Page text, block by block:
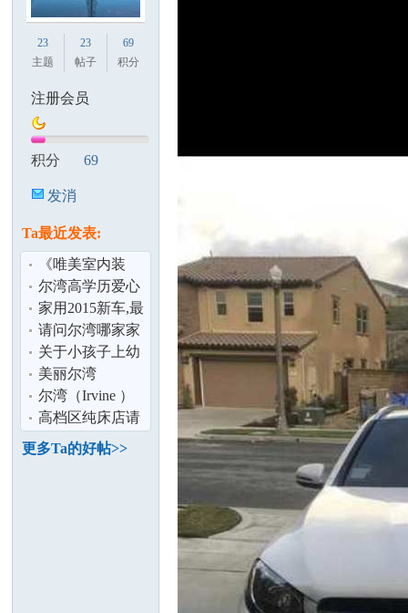
国
23
主题
23
帖子
69
积分
注册会员
积分 69
发消
Ta最近发表:
《唯美室内装
修》唯美为广大
客户服务十多年
尔湾高学历爱心
温馨家庭招收寄
宿学生
家用2015新车,最
高额保险,低价,无
附加费用,
请问尔湾哪家家
庭医生比较好,联
系方式？
关于小孩子上幼
儿园的
美丽尔湾
（IRVINE）美丽
的家 短租 日租
周
尔湾（Irvine ）
腊梅公寓套房屋
出租
高档区纯床店请
有加州执照女按
更多Ta的好帖>>